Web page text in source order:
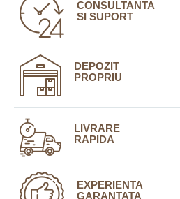
CONSULTANTA
SI SUPORT
DEPOZIT
PROPRIU
LIVRARE
RAPIDA
EXPERIENTA
GARANTATA